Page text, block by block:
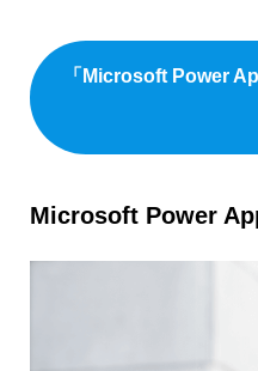
「Microsoft Power
Microsoft Power